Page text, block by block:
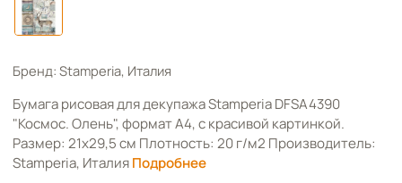
Бренд: Stamperia, Италия
Бумага рисовая для декупажа Stamperia DFSA4390
"Космос. Олень", формат А4, с красивой картинкой.
Размер: 21х29,5 см Плотность: 20 г/м2 Производитель:
Stamperia, ИталияПодробнее